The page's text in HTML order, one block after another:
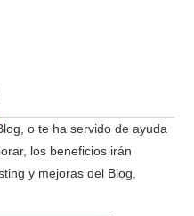
o te ha servido de ayuda
los beneficios irán
y mejoras del Blog.